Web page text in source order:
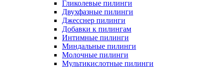
Гликолевые пилинги
Двухфазные пилинги
Джесснер пилинги
Добавки к пилингам
Интимные пилинги
Миндальные пилинги
Молочные пилинги
Мультикислотные пилинги